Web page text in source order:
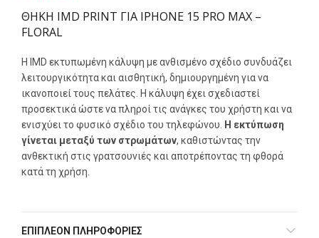
ΘΗΚΗ IMD PRINT ΓΙΑ IPHONE 15 PRO MAX –
FLORAL
Η IMD εκτυπωμένη κάλυψη με ανθισμένο σχέδιο συνδυάζει
λειτουργικότητα και αισθητική, δημιουργημένη για να
ικανοποιεί τους πελάτες. Η κάλυψη έχει σχεδιαστεί
προσεκτικά ώστε να πληροί τις ανάγκες του χρήστη και να
ενισχύει το φυσικό σχέδιο του τηλεφώνου. Η εκτύπωση
γίνεται μεταξύ των στρωμάτων, καθιστώντας την
ανθεκτική στις γρατσουνιές και αποτρέποντας τη φθορά
κατά τη χρήση.
ΕΠΙΠΛΈΟΝ ΠΛΗΡΟΦΟΡΊΕΣ